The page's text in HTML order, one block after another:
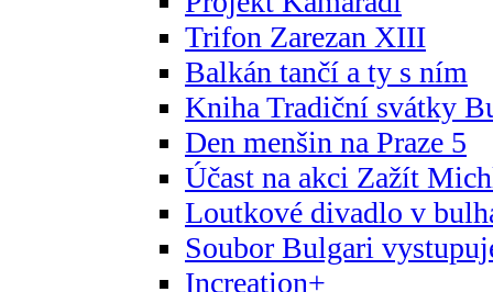
Trifon Zarezan XIII
Balkán tančí a ty s ním
Kniha Tradiční svátky
Den menšin na Praze 5
Účast na akci Zažít
Loutkové divadlo v
Soubor Bulgari
Increation+